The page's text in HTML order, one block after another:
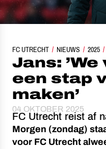
FC UTRECHT NIEUWS 2025
JANS: ’WE
Jans:
een stap
maken’
04 OKTOBER 2025
FC Utrecht reist af
Morgen (zondag)
voor FC Utrecht